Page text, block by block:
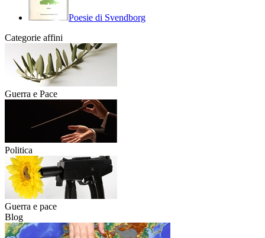
Poesie di Svendborg
Categorie affini
Guerra e Pace
Politica
Guerra e pace
Blog